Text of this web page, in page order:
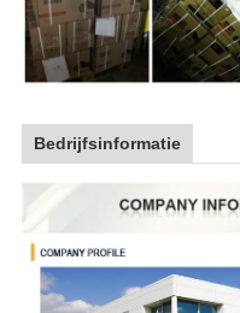
Bedrijfsinformatie